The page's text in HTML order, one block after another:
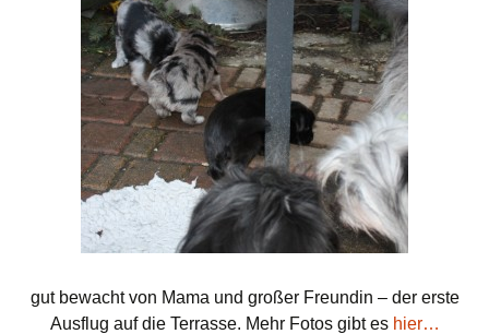
gut bewacht von Mama und großer Freundin – der erste
Ausflug auf die Terrasse. Mehr Fotos gibt es hier…